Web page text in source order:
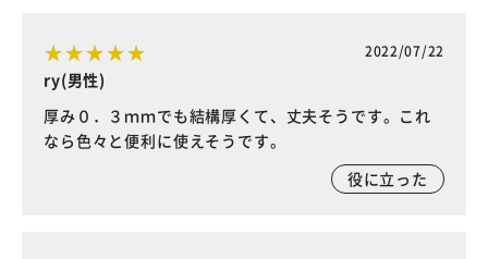
2022/07/22
ry(男性)
厚み０．３ｍｍでも結構厚くて、丈夫そうです。これ
なら色々と便利に使えそうです。
役に立った